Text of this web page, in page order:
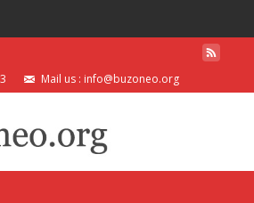
Mail us : info@buzoneo.org